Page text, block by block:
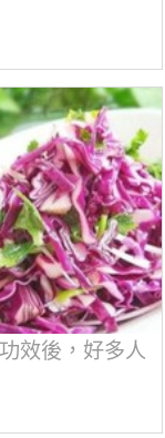
效後，好多人